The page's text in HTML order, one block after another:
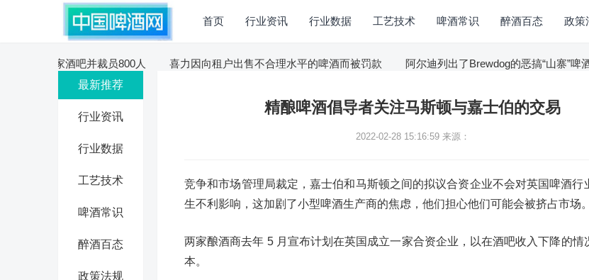
首页 行业资讯 行业数据 工艺技术 啤酒常识 醉酒百态 政策
闭79家酒吧并裁员800人 喜力因向租户出售不合理水平的啤酒而被罚款 阿尔迪列出了Brewdog的恶搞“山寨”啤酒
最新推荐
行业资讯
行业数据
工艺技术
啤酒常识
醉酒百态
政策法规
精酿啤酒倡导者关注马斯顿与嘉士伯的交易
2022-02-28 15:16:59 来源：
竞争和市场管理局裁定，嘉士伯和马斯顿之间的拟议合资企业不会对英国啤酒行
生不利影响，这加剧了小型啤酒生产商的焦虑，他们担心他们可能会被挤占市场。
两家酿酒商去年 5 月宣布计划在英国成立一家合资企业，以在酒吧收入下降的情
本。